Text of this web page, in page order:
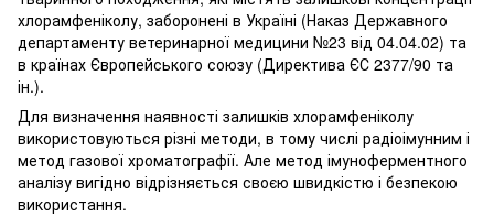
хлорамфеніколу, заборонені в Україні (Наказ Державного
департаменту ветеринарної медицини №23 від 04.04.02) та
в країнах Європейського союзу (Директива ЄС 2377/90 та
ін.).
Для визначення наявності залишків хлорамфеніколу
використовуються різні методи, в тому числі радіоімунним і
метод газової хроматографії. Але метод імуноферментного
аналізу вигідно відрізняється своєю швидкістю і безпекою
використання.